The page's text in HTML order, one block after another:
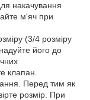
накачування
м'яч при
(3/4 розміру
його до
клапан.
Перед тим як
розмір. При